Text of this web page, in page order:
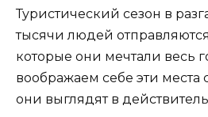
Туристический сезон в
тысячи людей
которые они мечтали весь
воображаем себе эти места
они выглядят в